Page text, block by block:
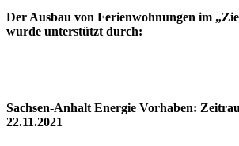
Der Ausbau von Ferienwohnungen im
wurde unterstützt durch:
Sachsen-Anhalt Energie Vorhaben:
22.11.2021